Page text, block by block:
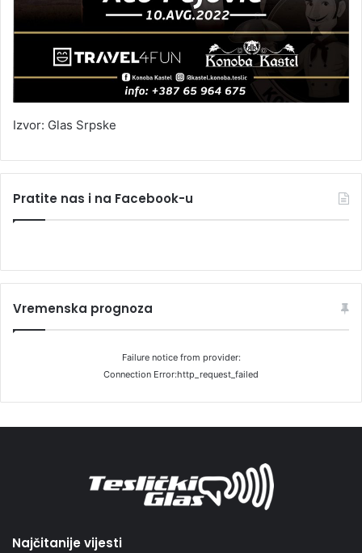
Izvor: Glas Srpske
Pratite nas i na Facebook-u
Vremenska prognoza
Failure notice from provider:
Connection Error:http_request_failed
Najčitanije vijesti